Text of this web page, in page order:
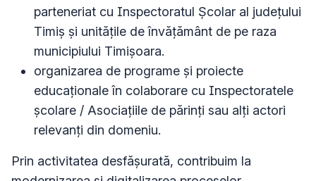
parteneriat cu Inspectoratul Școlar al județului
Timiș și unitățile de învățământ de pe raza
municipiului Timișoara.
organizarea de programe și proiecte
educaționale în colaborare cu Inspectoratele
școlare / Asociațiile de părinți sau alți actori
relevanți din domeniu.
Prin activitatea desfășurată, contribuim la